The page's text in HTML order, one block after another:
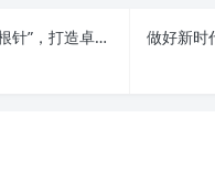
做好新时代办公室工作：紧紧扭住“三根针”，打造卓越的“中枢神经”